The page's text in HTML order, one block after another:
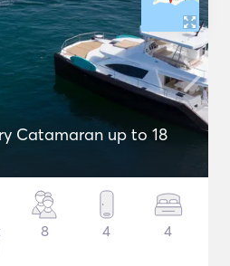
Catamaran up to 18
8 4 4